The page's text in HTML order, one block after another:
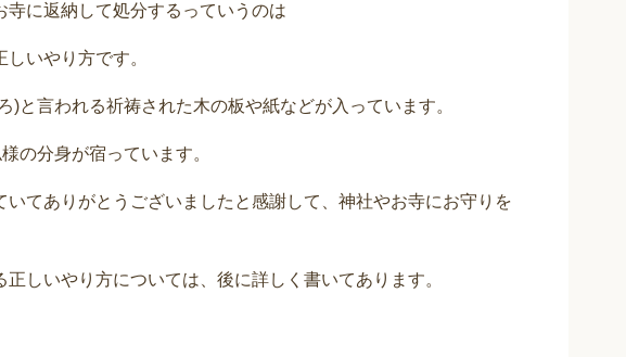
寺に返納して処分するっていうのは
いやり方です。
)と言われる祈祷された木の板や紙などが入っています。
の分身が宿っています。
いてありがとうございましたと感謝して、神社やお寺にお守りを
しいやり方については、後に詳しく書いてあります。